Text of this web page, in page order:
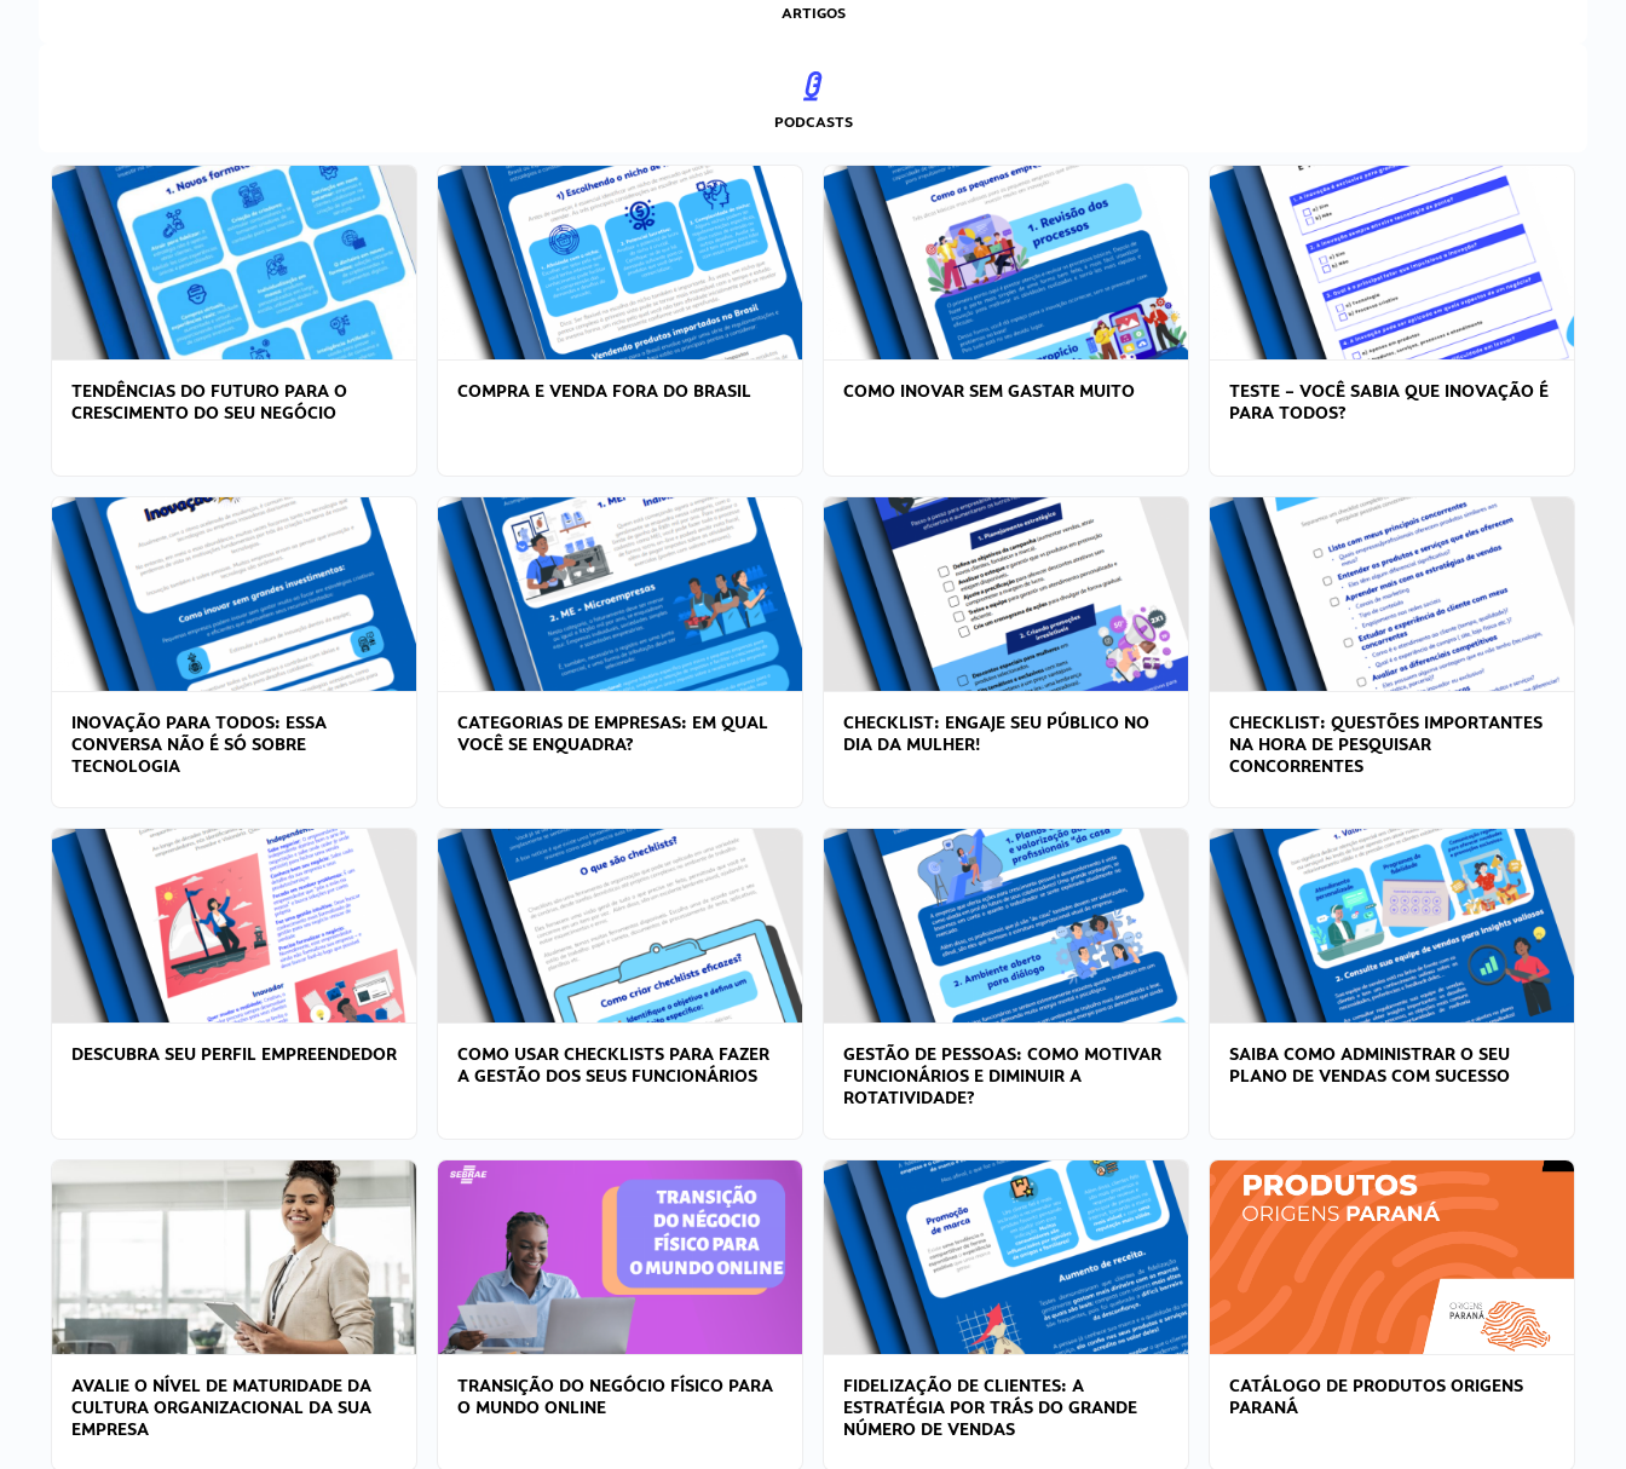
ARTIGOS
PODCASTS
TENDÊNCIAS DO FUTURO PARA O
CRESCIMENTO DO SEU NEGÓCIO
COMPRA E VENDA FORA DO BRASIL COMO INOVAR SEM GASTAR MUITO
TESTE – VOCÊ SABIA QUE INOVAÇÃO É
PARA TODOS?
INOVAÇÃO PARA TODOS: ESSA
CONVERSA NÃO É SÓ SOBRE
TECNOLOGIA
CATEGORIAS DE EMPRESAS: EM QUAL
VOCÊ SE ENQUADRA?
CHECKLIST: ENGAJE SEU PÚBLICO NO
DIA DA MULHER!
CHECKLIST: QUESTÕES IMPORTANTES
NA HORA DE PESQUISAR
CONCORRENTES
DESCUBRA SEU PERFIL EMPREENDEDOR
COMO USAR CHECKLISTS PARA FAZER
A GESTÃO DOS SEUS FUNCIONÁRIOS
GESTÃO DE PESSOAS: COMO MOTIVAR
FUNCIONÁRIOS E DIMINUIR A
ROTATIVIDADE?
SAIBA COMO ADMINISTRAR O SEU
PLANO DE VENDAS COM SUCESSO
AVALIE O NÍVEL DE MATURIDADE DA
CULTURA ORGANIZACIONAL DA SUA
EMPRESA
TRANSIÇÃO DO NEGÓCIO FÍSICO PARA
O MUNDO ONLINE
FIDELIZAÇÃO DE CLIENTES: A
ESTRATÉGIA POR TRÁS DO GRANDE
NÚMERO DE VENDAS
CATÁLOGO DE PRODUTOS ORIGENS
PARANÁ